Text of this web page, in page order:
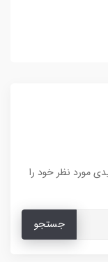
مورد نظر خود را
جستجو